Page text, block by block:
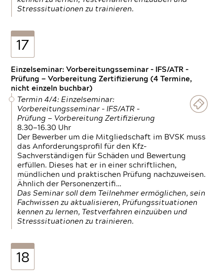
Stresssituationen zu trainieren.
17
Einzelseminar: Vorbereitungsseminar - IFS/ATR -
Prüfung — Vorbereitung Zertifizierung (4 Termine,
nicht einzeln buchbar)
Termin 4/4: Einzelseminar:
Vorbereitungsseminar - IFS/ATR -
Prüfung — Vorbereitung Zertifizierung
8.30—16.30 Uhr
Der Bewerber um die Mitgliedschaft im BVSK muss
das Anforderungsprofil für den Kfz-
Sachverständigen für Schäden und Bewertung
erfüllen. Dieses hat er in einer schriftlichen,
mündlichen und praktischen Prüfung nachzuweisen.
Ähnlich der Personenzertifi…
Das Seminar soll dem Teilnehmer ermöglichen, sein
Fachwissen zu aktualisieren, Prüfungssituationen
kennen zu lernen, Testverfahren einzuüben und
Stresssituationen zu trainieren.
18